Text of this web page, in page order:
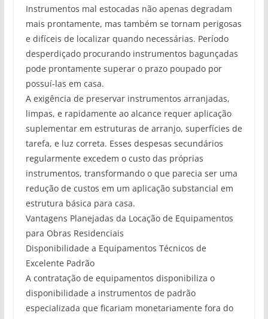
Instrumentos mal estocadas não apenas degradam
mais prontamente, mas também se tornam perigosas
e difíceis de localizar quando necessárias. Período
desperdiçado procurando instrumentos bagunçadas
pode prontamente superar o prazo poupado por
possuí-las em casa.
A exigência de preservar instrumentos arranjadas,
limpas, e rapidamente ao alcance requer aplicação
suplementar em estruturas de arranjo, superfícies de
tarefa, e luz correta. Esses despesas secundários
regularmente excedem o custo das próprias
instrumentos, transformando o que parecia ser uma
redução de custos em um aplicação substancial em
estrutura básica para casa.
Vantagens Planejadas da Locação de Equipamentos
para Obras Residenciais
Disponibilidade a Equipamentos Técnicos de
Excelente Padrão
A contratação de equipamentos disponibiliza o
disponibilidade a instrumentos de padrão
especializada que ficariam monetariamente fora do